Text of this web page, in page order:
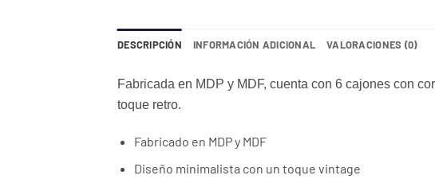
DESCRIPCIÓN INFORMACIÓN ADICIONAL VALORACIONES (0)
Fabricada en MDP y MDF, cuenta con 6 cajones con
toque retro.
Fabricado en MDP y MDF
Diseño minimalista con un toque vintage